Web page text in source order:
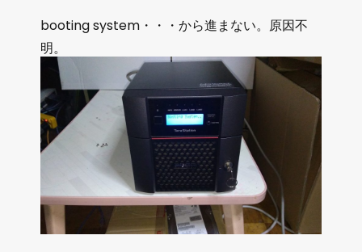
booting system・・・から進まない。原因不
明。